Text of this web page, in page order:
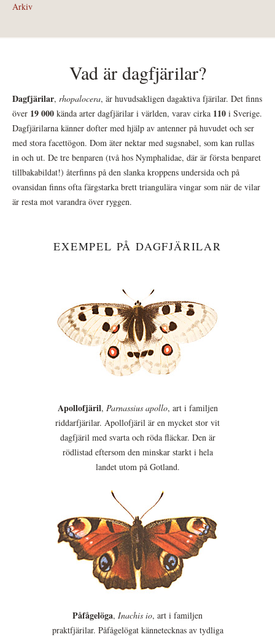
Arkiv
Vad är dagfjärilar?
Dagfjärilar, rhopalocera, är huvudsakligen dagaktiva fjärilar. Det finns
över 19 000 kända arter dagfjärilar i världen, varav cirka 110 i Sverige.
Dagfjärilarna känner dofter med hjälp av antenner på huvudet och ser
med stora facettögon. Dom äter nektar med sugsnabel, som kan rullas
in och ut. De tre benparen (två hos Nymphalidae, där är första benparet
tillbakabildat!) återfinns på den slanka kroppens undersida och på
ovansidan finns ofta färgstarka brett triangulära vingar som när de vilar
är resta mot varandra över ryggen.
EXEMPEL PÅ DAGFJÄRILAR
Apollofjäril, Parnassius apollo, art i familjen
riddarfjärilar. Apollofjäril är en mycket stor vit
dagfjäril med svarta och röda fläckar. Den är
rödlistad eftersom den minskar starkt i hela
landet utom på Gotland.
Påfågelöga, Inachis io, art i familjen
praktfjärilar. Påfågelögat kännetecknas av tydliga